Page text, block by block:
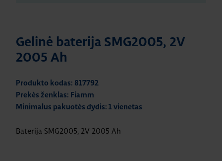
Gelinė baterija SMG2005, 2V
2005 Ah
Produkto kodas: 817792
Prekės ženklas: Fiamm
Minimalus pakuotės dydis: 1 vienetas
Baterija SMG2005, 2V 2005 Ah